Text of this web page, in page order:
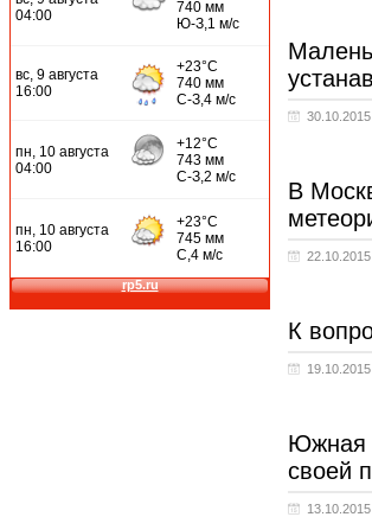
30.10.2015
В
22.10.2015
К
19.10.2015
Южная
своей
13.10.2015